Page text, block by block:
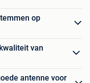
op
van
antenne voor